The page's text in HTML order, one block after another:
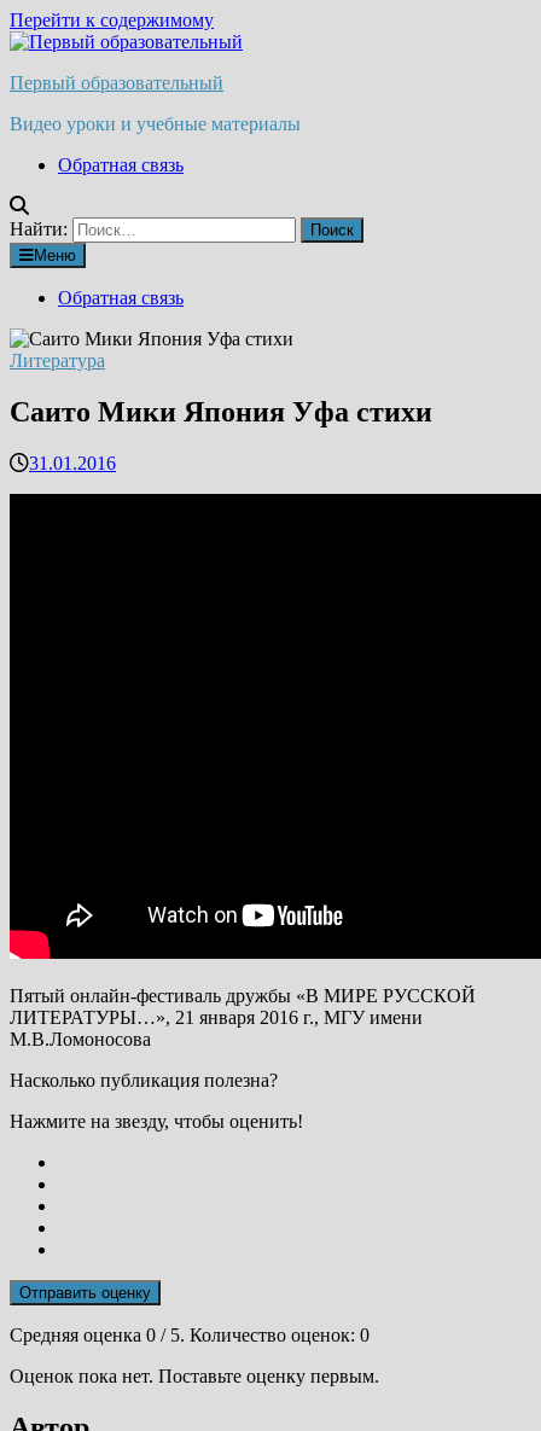
Перейти к содержимому
Первый образовательный
Видео уроки и учебные материалы
Обратная связь
Найти:
Меню
Обратная связь
Литература
Саито Мики Япония Уфа стихи
31.01.2016
Пятый онлайн-фестиваль дружбы «В МИРЕ РУССКОЙ
ЛИТЕРАТУРЫ…», 21 января 2016 г., МГУ имени
М.В.Ломоносова
Насколько публикация полезна?
Нажмите на звезду, чтобы оценить!
Отправить оценку
Средняя оценка 0 / 5. Количество оценок: 0
Оценок пока нет. Поставьте оценку первым.